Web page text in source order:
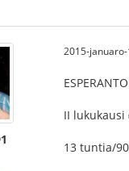
2015-
II
13 tuntia/